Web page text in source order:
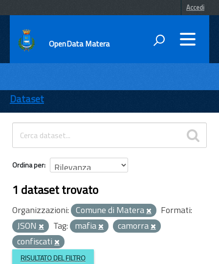
Accedi
OpenData Matera
ENTI
TEMI
INFORMAZIONI
Dataset
Ordina per
1 dataset trovato
Organizzazioni: Comune di Matera
Formati:
JSON
Tag: mafia
camorra
confiscati
RISULTATO DEL FILTRO